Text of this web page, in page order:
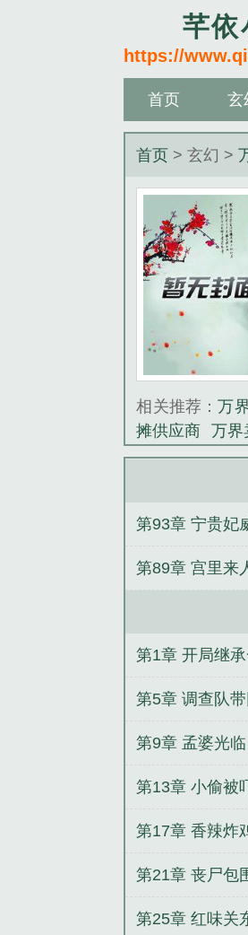
芊依
https://
首页 玄
首页 > 玄幻 >
相关推荐：万
摊供应商
万界
师 万界摆摊买
冢：玉蟾血咒
第93章 宁贵妃
第89章 宫里来
第1章 开局继
第5章 调查队
第9章 孟婆光临
第13章 小偷被
第17章 香辣炸
第21章 丧尸包
第25章 红味关